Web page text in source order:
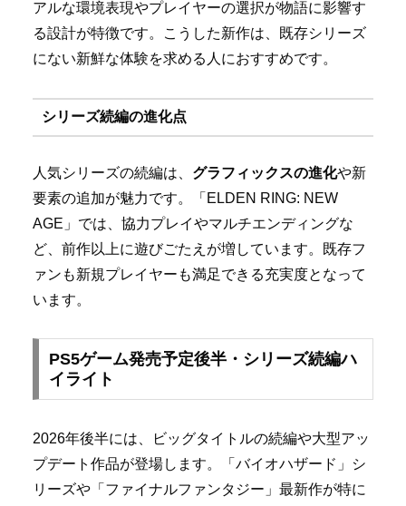
アルな環境表現やプレイヤーの選択が物語に影響す
る設計が特徴です。こうした新作は、既存シリーズ
にない新鮮な体験を求める人におすすめです。
シリーズ続編の進化点
人気シリーズの続編は、 グラフィックスの進化や新
要素の追加が魅力です。「ELDEN RING: NEW
AGE」では、協力プレイやマルチエンディングな
ど、前作以上に遊びごたえが増しています。既存フ
ァンも新規プレイヤーも満足できる充実度となって
います。
PS5ゲーム発売予定後半・シリーズ続編ハ
イライト
2026年後半には、ビッグタイトルの続編や大型アッ
プデート作品が登場します。「バイオハザード」シ
リーズや「ファイナルファンタジー」最新作が特に